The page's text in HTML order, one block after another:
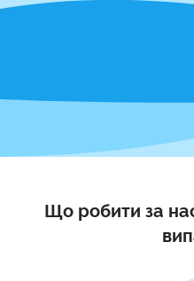
Що робити за